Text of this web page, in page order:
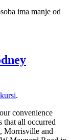
ima manje od
.
convenience
that all occurred
Morrisville and